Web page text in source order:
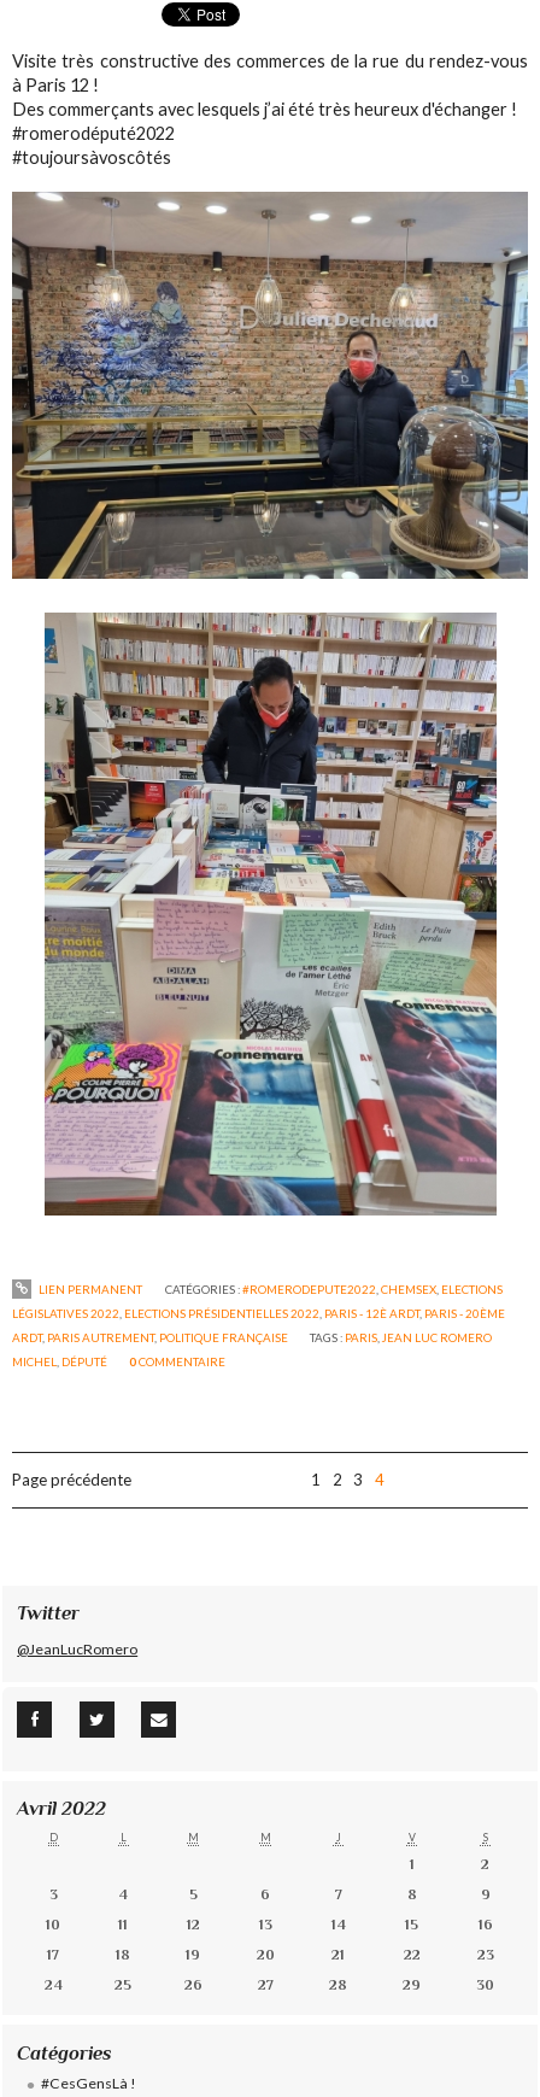
Visite très constructive des commerces de la rue du rendez-vous
à Paris 12 !
Des commerçants avec lesquels j’ai été très heureux d'échanger !
#romerodéputé2022
#toujoursàvoscôtés
LIEN PERMANENT CATÉGORIES :#ROMERODEPUTE2022 CHEMSEX, ELECTIONS
LÉGISLATIVES 2022 ELECTIONS PRÉSIDENTIELLES 2022 PARIS - 12È ARDT, PARIS - 20ÈME
ARDT, PARIS AUTREMENT, POLITIQUE FRANÇAISE TAGS : PARIS JEAN LUC ROMERO
MICHEL
DÉPUTÉ 0COMMENTAIRE
Page précédente 1 2 3 4
Twitter
@JeanLucRomero
Avril 2022
D L M M J V S
1
2
3
4 5 6 7 8
9
10
11 12 13 14 15
16
17
18 19 20 21 22
23
24
25 26 27 28 29 30
Catégories
#CesGensLà !